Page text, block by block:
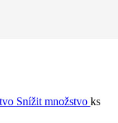
Snížit množstvo ks